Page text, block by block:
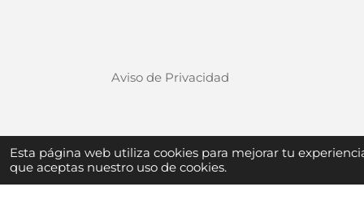
Esta página web utiliza cookies para mejorar tu
que aceptas nuestro uso de cookies.
Aviso de Privacidad
© 2025 VIRGO ROSVE